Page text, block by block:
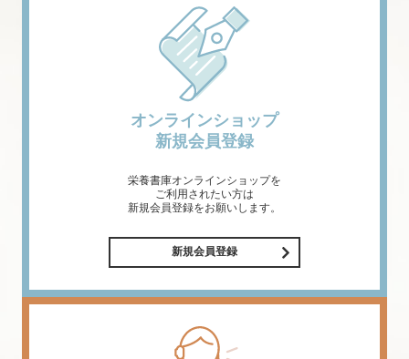
オンラインショップ
新規会員登録
栄養書庫オンラインショップを
ご利用されたい方は
新規会員登録をお願いします。
新規会員登録